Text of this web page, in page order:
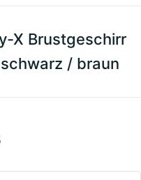
X Brustgeschirr
/ braun